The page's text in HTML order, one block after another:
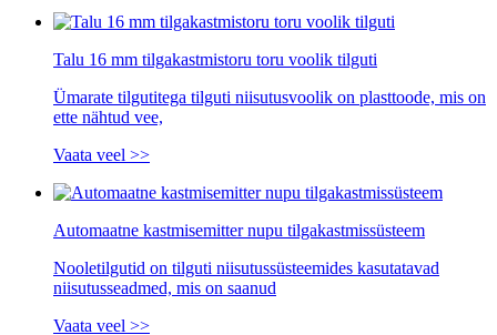
Talu 16 mm tilgakastmistoru toru voolik tilguti
Ümarate tilgutitega tilguti niisutusvoolik on plasttoode, mis on
ette nähtud vee,
Vaata veel >>
Automaatne kastmisemitter nupu tilgakastmissüsteem
Nooletilgutid on tilguti niisutussüsteemides kasutatavad
niisutusseadmed, mis on saanud
Vaata veel >>